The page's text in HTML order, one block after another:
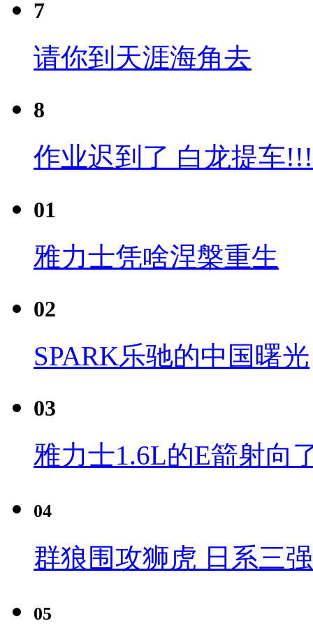
7
请你到天涯海角去
8
作业迟到了 白龙提车
01
雅力士凭啥涅槃重生
02
SPARK乐驰的中国曙光
03
雅力士1.6L的E箭射向
04
群狼围攻狮虎 日系三
05